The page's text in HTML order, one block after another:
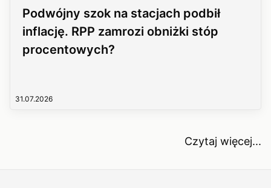
Podwójny szok na stacjach podbił
inflację. RPP zamrozi obniżki stóp
procentowych?
31.07.2026
Czytaj więcej...